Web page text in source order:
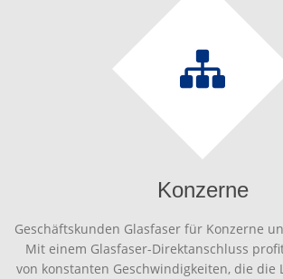
Konzerne
Geschäftskunden Glasfaser für Konzerne
Mit einem Glasfaser-Direktanschluss
von konstanten Geschwindigkeiten, die die